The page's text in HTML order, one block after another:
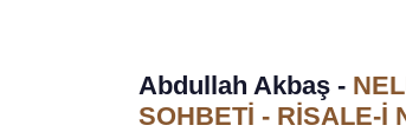
Abdullah Akbaş -
SOHBETİ - RİSALE-İ